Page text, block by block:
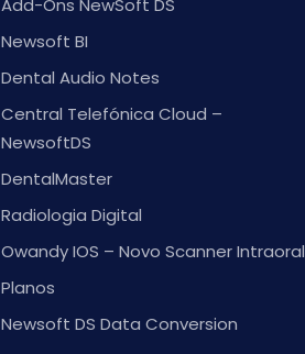
Add-Ons NewSoft DS
Newsoft BI
Dental Audio Notes
Central Telefónica Cloud –
NewsoftDS
DentalMaster
Radiologia Digital
Owandy IOS – Novo Scanner Intraoral
Planos
Newsoft DS Data Conversion